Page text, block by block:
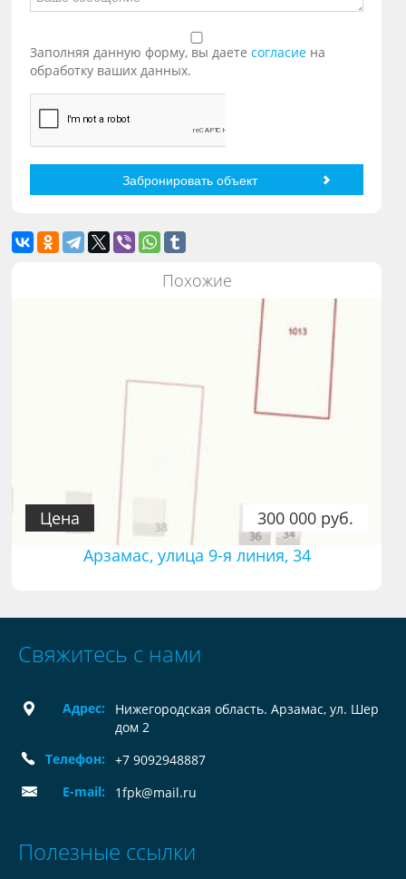
Заполняя данную форму, вы даетесогласие на
обработку ваших данных.
Похожие
300 000 руб.
Цена
Арзамас, улица 9-я линия, 34
Свяжитесь с нами
Адрес:
Нижегородская область. Арзамас, ул. Шер
дом 2
Телефон:
+7 9092948887
E-mail:
1fpk@mail.ru
Полезные ссылки